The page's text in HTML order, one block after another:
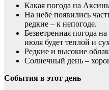
Какая погода на
На небе появились
редкие – к непогоде.
Безветренная погода
июля будет теплой и
Редкие и высокие
Солнечный день –
События в этот день